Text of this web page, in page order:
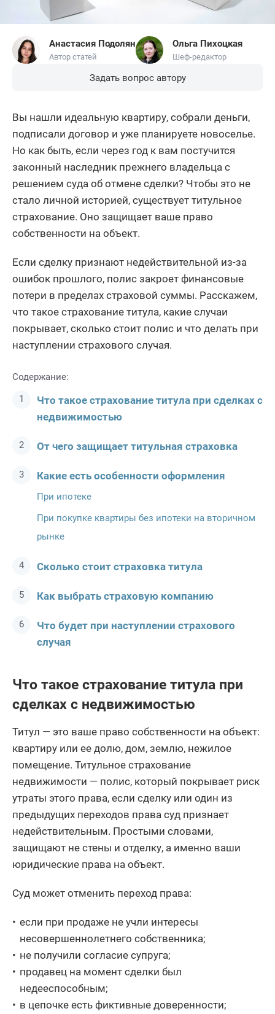
Анастасия Подолян
Автор статей
Ольга Пихоцкая
Шеф-редактор
Задать вопрос автору
Вы нашли идеальную квартиру, собрали деньги,
подписали договор и уже планируете новоселье.
Но как быть, если через год к вам постучится
законный наследник прежнего владельца с
решением суда об отмене сделки? Чтобы это не
стало личной историей, существует титульное
страхование. Оно защищает ваше право
собственности на объект.
Если сделку признают недействительной из-за
ошибок прошлого, полис закроет финансовые
потери в пределах страховой суммы. Расскажем,
что такое страхование титула, какие случаи
покрывает, сколько стоит полис и что делать при
наступлении страхового случая.
Содержание:
Что такое страхование титула при сделках с
недвижимостью
От чего защищает титульная страховка
Какие есть особенности оформления
При ипотеке
При покупке квартиры без ипотеки на вторичном
рынке
Сколько стоит страховка титула
Как выбрать страховую компанию
Что будет при наступлении страхового
случая
Что такое страхование титула при
сделках с недвижимостью
Титул — это ваше право собственности на объект:
квартиру или ее долю, дом, землю, нежилое
помещение. Титульное страхование
недвижимости — полис, который покрывает риск
утраты этого права, если сделку или один из
предыдущих переходов права суд признает
недействительным. Простыми словами,
защищают не стены и отделку, а именно ваши
юридические права на объект.
Суд может отменить переход права:
если при продаже не учли интересы
несовершеннолетнего собственника;
не получили согласие супруга;
продавец на момент сделки был
недееспособным;
в цепочке есть фиктивные доверенности;